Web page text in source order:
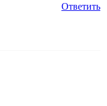
Ответить